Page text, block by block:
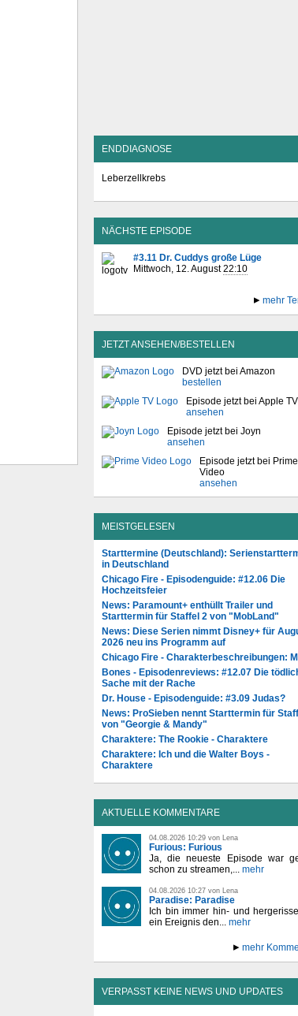
ENDDIAGNOSE
Leberzellkrebs
NÄCHSTE EPISODE
#3.11 Dr. Cuddys große Lüge
Mittwoch, 12. August22:10
mehr
JETZT ANSEHEN/BESTELLEN
DVD jetzt bei Amazon
bestellen
Episode jetzt bei Apple TV
ansehen
Episode jetzt bei Joyn
ansehen
Episode jetzt bei Prime
Video
ansehen
MEISTGELESEN
Starttermine (Deutschland):
in Deutschland
Chicago Fire - Episodenguide: #12.06 Die
Hochzeitsfeier
News: Paramount+ enthüllt Trailer und
Starttermin für Staffel 2 von "MobLand"
News: Diese Serien nimmt Disney+ für
2026 neu ins Programm auf
Chicago Fire - Charakterbeschreibungen:
Bones - Episodenreviews: #12.07 Die
Sache mit der Rache
Dr. House - Episodenguide: #3.09 Judas?
News: ProSieben nennt Starttermin für
von "Georgie & Mandy"
Charaktere: The Rookie - Charaktere
Charaktere: Ich und die Walter Boys -
Charaktere
AKTUELLE KOMMENTARE
04.08.2026 10:29 von Lena
Furious: Furious
Ja, die neueste Episode war
schon zu streamen,...
mehr
04.08.2026 10:27 von Lena
Paradise: Paradise
Ich bin immer hin- und
ein Ereignis den...
mehr
mehr
VERPASST KEINE NEWS UND UPDATES